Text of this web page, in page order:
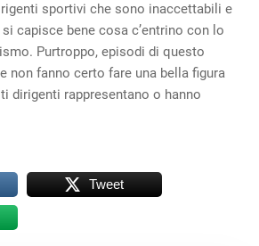
sportivi che sono inaccettabili e
capisce bene cosa c’entrino con lo
Purtroppo, episodi di questo
non fanno certo fare una bella figura
dirigenti rappresentano o hanno
Tweet